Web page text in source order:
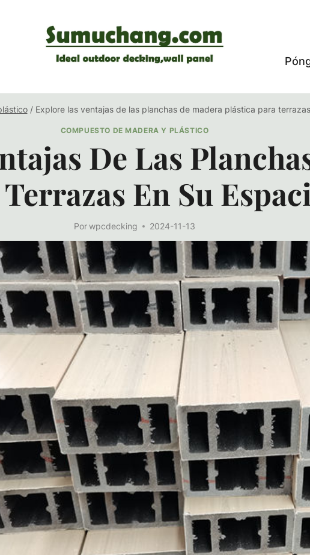
/ Explore las ventajas de las planchas de madera plástica para
COMPUESTO DE MADERA Y PLÁSTICO
De Las
En Su
Porwpcdecking 2024-11-13